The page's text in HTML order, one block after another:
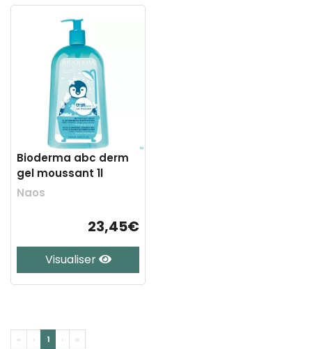
Bioderma abc derm
gel moussant 1l
Naos
23,45€
Visualiser
« ‹ 1 › »